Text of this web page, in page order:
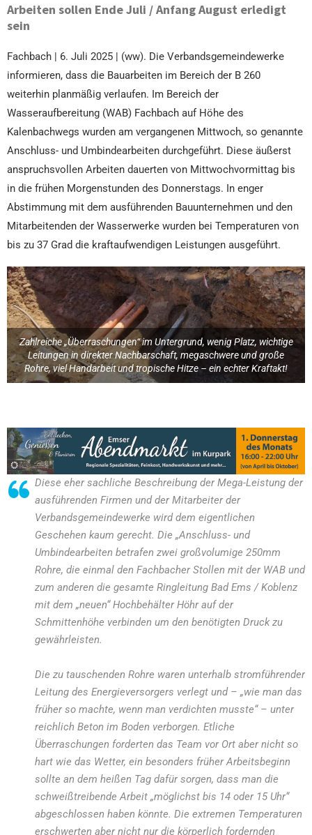
Arbeiten sollen Ende Juli / Anfang August erledigt
sein
Fachbach | 6. Juli 2025 | (ww). Die Verbandsgemeindewerke
informieren, dass die Bauarbeiten im Bereich der B 260
weiterhin planmäßig verlaufen. Im Bereich der
Wasseraufbereitung (WAB) Fachbach auf Höhe des
Kalenbachwegs wurden am vergangenen Mittwoch, so genannte
Anschluss- und Umbindearbeiten durchgeführt. Diese äußerst
anspruchsvollen Arbeiten dauerten von Mittwochvormittag bis
in die frühen Morgenstunden des Donnerstags. In enger
Abstimmung mit dem ausführenden Bauunternehmen und den
Mitarbeitenden der Wasserwerke wurden bei Temperaturen von
bis zu 37 Grad die kraftaufwendigen Leistungen ausgeführt.
Zahlreiche „Überraschungen“ im Untergrund, wenig Platz, wichtige
Leitungen in direkter Nachbarschaft, megaschwere und große
Rohre, viel Handarbeit und tropische Hitze – ein echter Kraftakt!
Diese eher sachliche Beschreibung der Mega-Leistung der
ausführenden Firmen und der Mitarbeiter der
Verbandsgemeindewerke wird dem eigentlichen
Geschehen kaum gerecht. Die „Anschluss- und
Umbindearbeiten betrafen zwei großvolumige 250mm
Rohre, die einmal den Fachbacher Stollen mit der WAB und
zum anderen die gesamte Ringleitung Bad Ems / Koblenz
mit dem „neuen“ Hochbehälter Höhr auf der
Schmittenhöhe verbinden um den benötigten Druck zu
gewährleisten.
Die zu tauschenden Rohre waren unterhalb stromführender
Leitung des Energieversorgers verlegt und – „wie man das
früher so machte, wenn man verdichten musste“ – unter
reichlich Beton im Boden verborgen. Etliche
Überraschungen forderten das Team vor Ort aber nicht so
hart wie das Wetter, ein besonders früher Arbeitsbeginn
sollte an dem heißen Tag dafür sorgen, dass man die
schweißtreibende Arbeit „möglichst bis 14 oder 15 Uhr“
abgeschlossen haben könnte. Die extremen Temperaturen
erschwerten aber nicht nur die körperlich fordernden